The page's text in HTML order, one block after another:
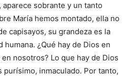
sobrante y un tanto
María hemos montado, ella no
capisayos, su grandeza es la
¿Qué hay de Dios en
nosotros? Lo que hay de Dios
purísimo, inmaculado. Por tanto,